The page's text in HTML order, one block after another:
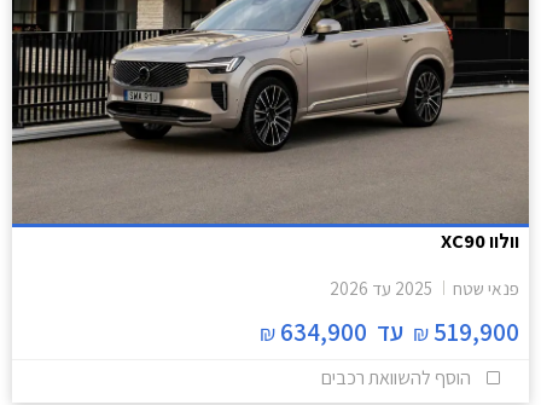
וולוו XC90
פנאי שטח 2025 עד 2026
519,900
₪ עד 634,900
₪
הוסף להשוואת רכבים